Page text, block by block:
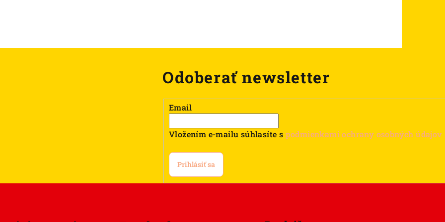
Odoberať newsletter
Email
Vložením e-mailu súhlasíte s podmienkami ochrany osobných údajov
Prihlásiť sa